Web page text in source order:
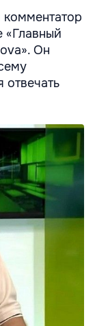
«Главный
Он
отвечать